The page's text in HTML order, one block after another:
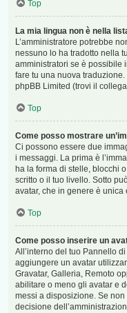
Top
La mia lingua non è nella
L’amministratore potrebbe
nessuno lo ha tradotto nella
amministratori se è possibile
fare tu una nuova
phpBB Limited (trovi il
Top
Come posso mostrare
Ci possono essere due
i messaggi. La prima è
ha la forma di stelle, blocchi
scritto o il tuo livello. Sotto
avatar, che in genere è
Top
Come posso inserire un
All’interno del tuo Pannello
aggiungere un avatar
Gravatar, Galleria, Remoto
abilitare o meno gli avatar e
messi a disposizione. Se
decisione